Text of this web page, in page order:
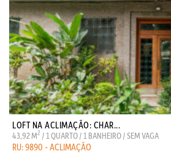
LOFT NA ACLIMAÇÃO: CHAR...
43,92 M2 / 1 QUARTO / 1 BANHEIRO / SEM VAGA
RU: 9890 - ACLIMAÇÃO